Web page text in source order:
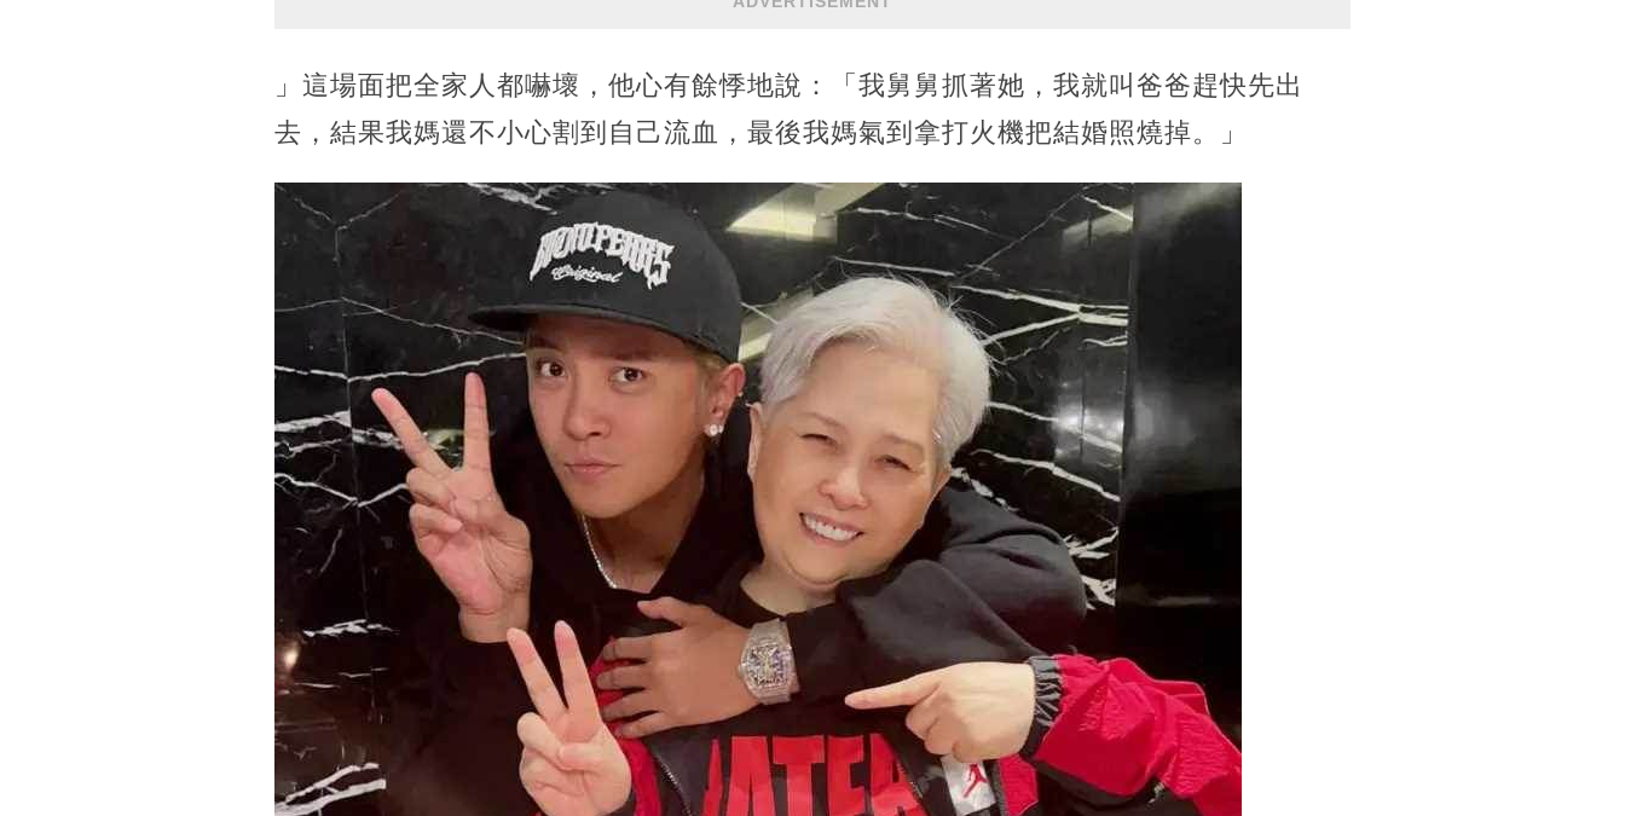
」這場面把全家人都嚇壞，他心有餘悸地說：「我舅舅抓著她，我就叫爸爸趕快先出
去，結果我媽還不小心割到自己流血，最後我媽氣到拿打火機把結婚照燒掉。」